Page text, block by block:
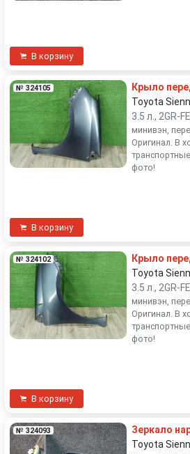
В корзину
№ 324105
Крыло
Toyota
3.5 л., 2GR-
минивэн,
Оригинал. В
фото!
В корзину
№ 324102
Крыло
Toyota
3.5 л., 2GR-
минивэн,
Оригинал. В
фото!
В корзину
№ 324093
Зеркало
Toyota